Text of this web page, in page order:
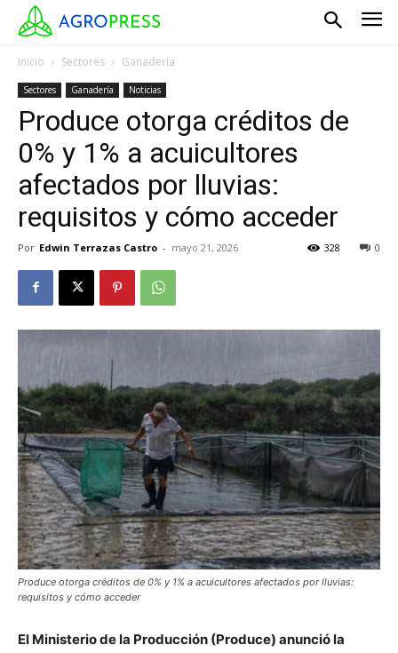
Inicio Sectores Ganadería
Sectores Ganadería Noticias
Produce otorga créditos de
0% y 1% a acuicultores
afectados por lluvias:
requisitos y cómo acceder
Por Edwin Terrazas Castro - mayo 21, 2026 0
328
Produce otorga créditos de 0% y 1% a acuicultores afectados por lluvias:
requisitos y cómo acceder
El Ministerio de la Producción (Produce) anunció la